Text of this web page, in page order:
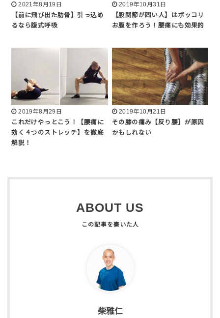
2021年8月19日
【前に飛び出た肋骨】引っ込め
るなら腹式呼吸
2019年10月31日
【股関節が固い人】はポッコリ
お腹を作ろう！腰痛にも効果的
2019年8月29日
これだけやっとこう！【腰痛に
効く４つのストレッチ】を徹底
解説！
2019年10月21日
その膝の痛み【反り腰】が原因
かもしれない
ABOUT US
柴雅仁